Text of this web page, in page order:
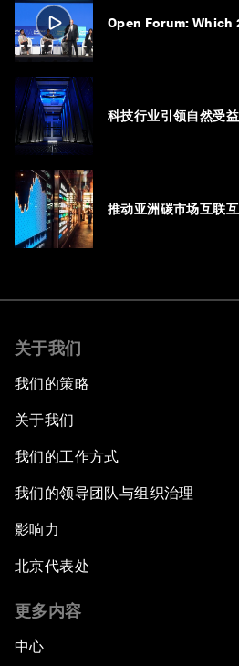
Open Forum: Which
科技行业引领自然受
推动亚洲碳市场互联
关于我们
我们的策略
关于我们
我们的工作方式
我们的领导团队与组织治理
影响力
北京代表处
更多内容
中心